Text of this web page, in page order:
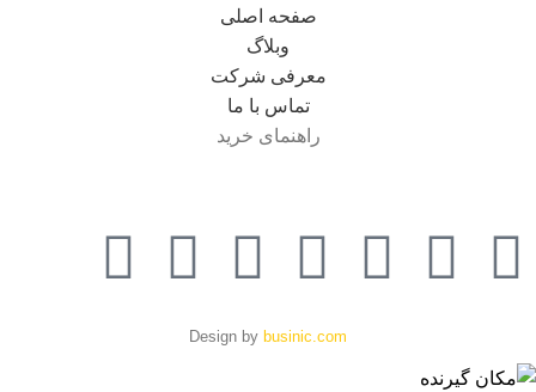
صفحه اصلی
وبلاگ
معرفی شرکت
تماس با ما
راهنمای خرید
Design by businic.com